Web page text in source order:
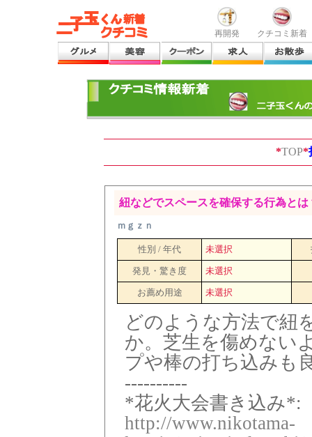
再開発 クチコミ新着
*TOP*
紐などでスペースを確保する行為とは
ｍｇｚｎ
性別 / 年代 未選択
発見・驚き度 未選択
お薦め用途 未選択
どのような方法で紐
か。芝生を傷めない
プや棒の打ち込みも
----------
*花火大会書き込み*:
http://www.nikotama-